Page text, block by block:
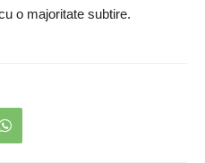
o majoritate subtire.